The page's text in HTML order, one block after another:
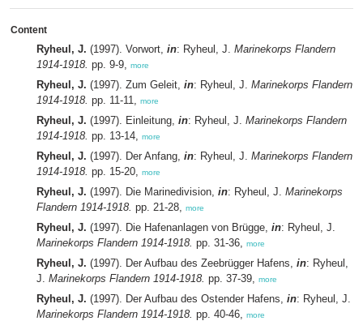
Content
Ryheul, J. (1997). Vorwort, in: Ryheul, J. Marinekorps Flandern
1914-1918. pp. 9-9, more
Ryheul, J. (1997). Zum Geleit, in: Ryheul, J. Marinekorps Flandern
1914-1918. pp. 11-11, more
Ryheul, J. (1997). Einleitung, in: Ryheul, J. Marinekorps Flandern
1914-1918. pp. 13-14, more
Ryheul, J. (1997). Der Anfang, in: Ryheul, J. Marinekorps Flandern
1914-1918. pp. 15-20, more
Ryheul, J. (1997). Die Marinedivision, in: Ryheul, J. Marinekorps
Flandern 1914-1918. pp. 21-28, more
Ryheul, J. (1997). Die Hafenanlagen von Brügge, in: Ryheul, J.
Marinekorps Flandern 1914-1918. pp. 31-36, more
Ryheul, J. (1997). Der Aufbau des Zeebrügger Hafens, in: Ryheul,
J. Marinekorps Flandern 1914-1918. pp. 37-39, more
Ryheul, J. (1997). Der Aufbau des Ostender Hafens, in: Ryheul, J.
Marinekorps Flandern 1914-1918. pp. 40-46, more